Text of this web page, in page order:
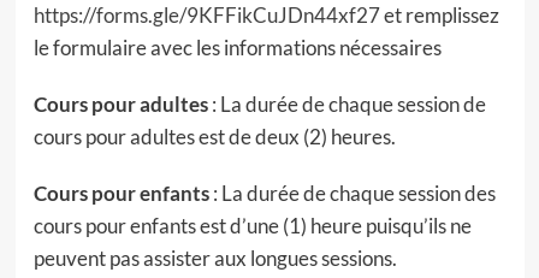
https://forms.gle/9KFFikCuJDn44xf27et remplissez
le formulaire avec les informations nécessaires
Cours pour adultes: La durée de chaque session de
cours pour adultes est de deux (2) heures.
Cours pour enfants: La durée de chaque session des
cours pour enfants est d’une (1) heure puisqu’ils ne
peuvent pas assister aux longues sessions.